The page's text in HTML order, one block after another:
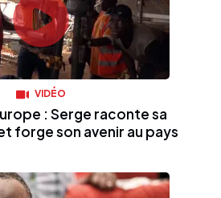
VIDÉO
: Serge raconte sa
forge son avenir au pays